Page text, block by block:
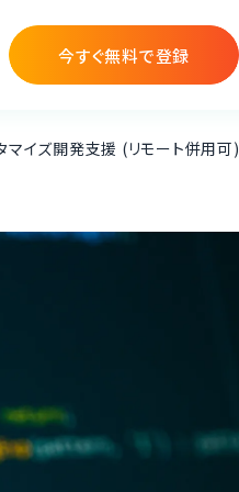
今すぐ無料で登録
マイズ開発支援 (リモート併用可)